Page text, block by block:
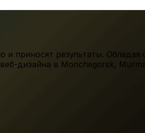
результаты. Обладая
дизайна в Monchegorsk,